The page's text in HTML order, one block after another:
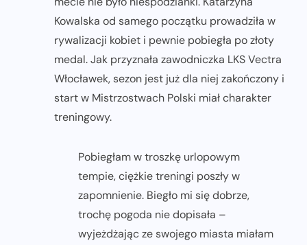
Kowalska od samego początku prowadziła w
rywalizacji kobiet i pewnie pobiegła po złoty
medal. Jak przyznała zawodniczka LKS Vectra
Włocławek, sezon jest już dla niej zakończony i
start w Mistrzostwach Polski miał charakter
treningowy.
Pobiegłam w troszkę urlopowym
tempie, ciężkie treningi poszły w
zapomnienie. Biegło mi się dobrze,
trochę pogoda nie dopisała –
wyjeżdżając ze swojego miasta miałam